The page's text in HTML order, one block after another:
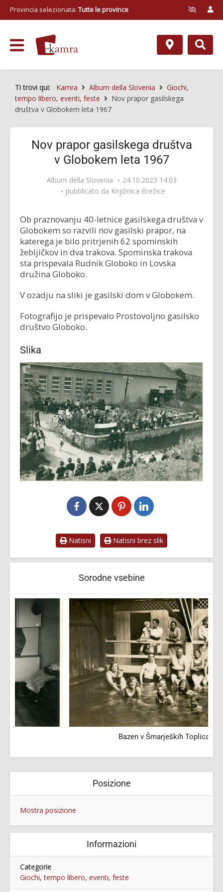
Provincia selezionata: Tutte le province
Ti trovi qui: Kamra Album della Slovenia
Giochi,
tempo libero, eventi, feste
Nov prapor gasilskega
društva v Globokem leta 1967
Nov prapor gasilskega društva
v Globokem leta 1967
Album della Slovenia
24.10.2023 14:03
pubblicato da Knjižnica Brežice
Ob praznovanju 40-letnice gasilskega društva v
Globokem so razvili nov gasilski prapor, na
katerega je bilo pritrjenih 62 spominskih
žebljičkov in dva trakova. Spominska trakova
sta prispevala Rudnik Globoko in Lovska
družina Globoko.
V ozadju na sliki je gasilski dom v Globokem.
Fotografijo je prispevalo Prostovoljno gasilsko
društvo Globoko.
Slika
Natisni Natisni brez slik
Sorodne vsebine
Bazen v Šmarjeških Toplicah
Posizione
Mostra posizione
Informazioni
Categorie
Giochi, tempo libero, eventi, feste